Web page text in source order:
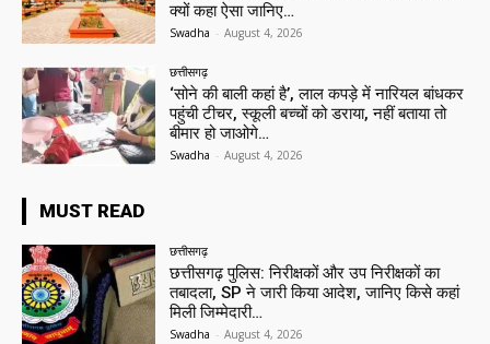
क्यों कहा ऐसा जानिए…
Swadha - August 4, 2026
छत्तीसगढ़
‘सोने की बाली कहां है’, लाल कपड़े में नारियल बांधकर
पहुंची टीचर, स्कूली बच्चों को डराया, नहीं बताया तो
बीमार हो जाओगे…
Swadha - August 4, 2026
MUST READ
छत्तीसगढ़
छत्तीसगढ़ पुलिस: निरीक्षकों और उप निरीक्षकों का
तबादला, SP ने जारी किया आदेश, जानिए किसे कहां
मिली जिम्मेदारी…
Swadha - August 4, 2026